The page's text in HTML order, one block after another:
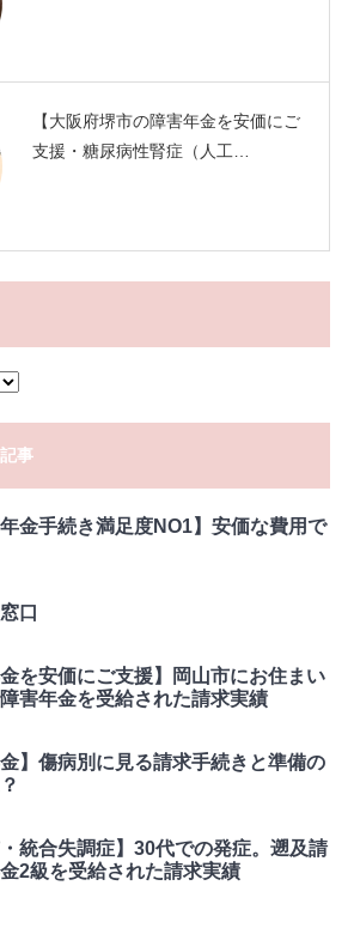
【大阪府堺市の障害年金を安価にご
支援・糖尿病性腎症（人工…
事
年金手続き満足度NO1】安価な費用で
口
金を安価にご支援】岡山市にお住まい
害年金を受給された請求実績
金】傷病別に見る請求手続きと準備の
・統合失調症】30代での発症。遡及請
2級を受給された請求実績